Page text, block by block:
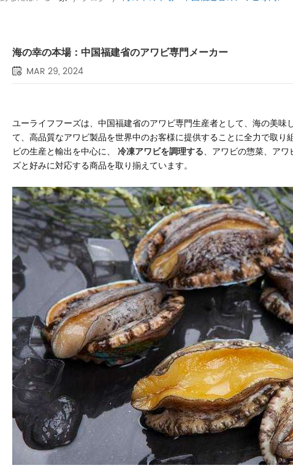
海の幸の本場：中国福建省のアワビ専門メーカー
MAR 29, 2024
ユーライフフーズは、中国福建省のアワビ専門生産者として、海の美
て、高品質なアワビ製品を世界中のお客様に提供することに全力で取
ビの生産と輸出を中心に、 冷凍アワビを調理する、アワビの惣菜、ア
ズと好みに対応する商品を取り揃えています。